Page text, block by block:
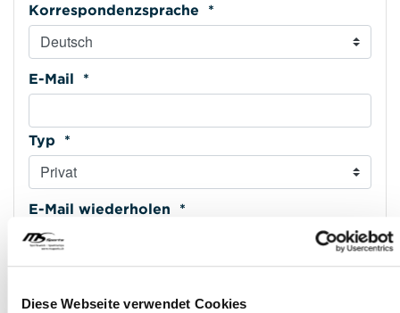
Diese Webseite verwendet Cookies
Korrespondenzsprache *
E-Mail *
Typ *
E-Mail wiederholen *